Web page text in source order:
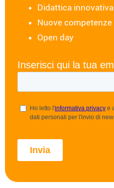
Didattica innovativa
Nuove competenze
Open day